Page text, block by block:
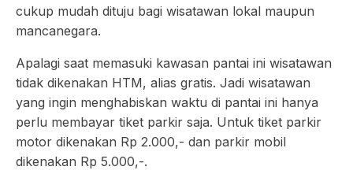
cukup mudah dituju bagi wisatawan lokal maupun
mancanegara.
Apalagi saat memasuki kawasan pantai ini wisatawan
tidak dikenakan HTM, alias gratis. Jadi wisatawan
yang ingin menghabiskan waktu di pantai ini hanya
perlu membayar tiket parkir saja. Untuk tiket parkir
motor dikenakan Rp 2.000,- dan parkir mobil
dikenakan Rp 5.000,-.